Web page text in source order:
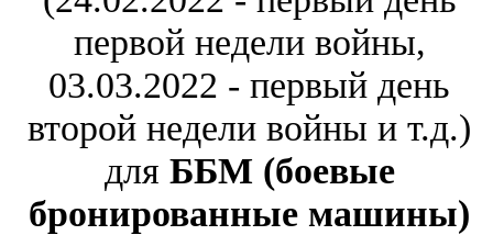
первой недели войны,
03.03.2022 - первый день
второй недели войны и т.д.)
для ББМ (боевые
бронированные машины)